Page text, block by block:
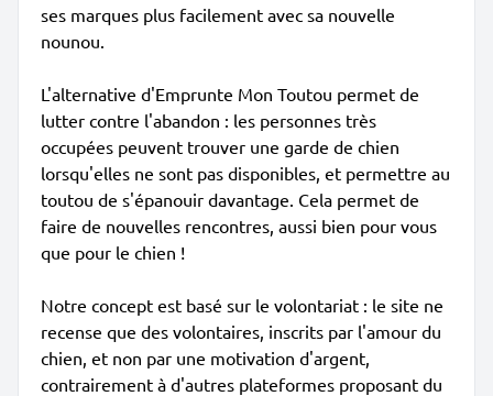
ses marques plus facilement avec sa nouvelle
nounou.
L'alternative d'Emprunte Mon Toutou permet de
lutter contre l'abandon : les personnes très
occupées peuvent trouver une garde de chien
lorsqu'elles ne sont pas disponibles, et permettre au
toutou de s'épanouir davantage. Cela permet de
faire de nouvelles rencontres, aussi bien pour vous
que pour le chien !
Notre concept est basé sur le volontariat : le site ne
recense que des volontaires, inscrits par l'amour du
chien, et non par une motivation d'argent,
contrairement à d'autres plateformes proposant du